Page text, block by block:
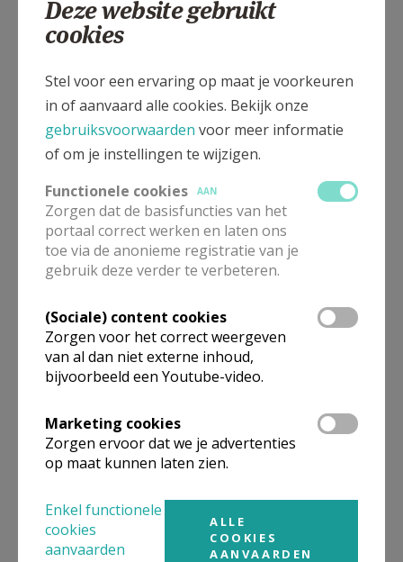
voorgesteld, vanaf nu te vinden in de kaarsenkapel van de
basiliek (€5).
Op woensdag 1 mei verzamelden we in de
Virga Jesse. Op deze vrije dag mochten we vele bedevaarders
verwelkomen, zij stapten al biddend en zingend door de
Hasseltse binnenstad, op weg naar de Virga Jessebasiliek.
Tijdens de gebedsviering werd de nieuwe noveenkaars
basiliek (€5). Nadien volgde een gezellige receptie op het
pleintje.
Gepubliceerd door
Meer
Deze website gebruikt
cookies
Stel voor een ervaring op maat je voorkeuren
in of aanvaard alle cookies. Bekijk onze
gebruiksvoorwaarden voor meer informatie
of om je instellingen te wijzigen.
Functionele cookies
AAN
Zorgen dat de basisfuncties van het
portaal correct werken en laten ons
toe via de anonieme registratie van je
gebruik deze verder te verbeteren.
(Sociale) content cookies
Zorgen voor het correct weergeven
van al dan niet externe inhoud,
bijvoorbeeld een Youtube-video.
Marketing cookies
Zorgen ervoor dat we je advertenties
op maat kunnen laten zien.
Enkel functionele
cookies
aanvaarden
ALLE
COOKIES
AANVAARDEN